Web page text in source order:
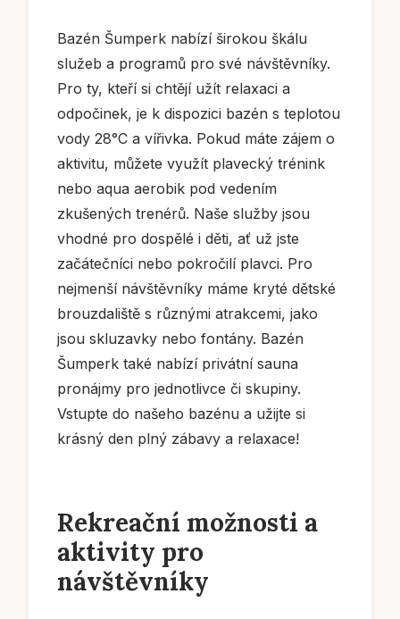
Bazén Šumperk nabízí širokou škálu
služeb a programů pro své návštěvníky.
Pro ty, kteří si chtějí užít relaxaci a
odpočinek, je k dispozici bazén s teplotou
vody 28°C a vířivka. Pokud máte zájem o
aktivitu, můžete využít plavecký trénink
nebo aqua aerobik pod vedením
zkušených trenérů. Naše služby jsou
vhodné pro dospělé i děti, ať už jste
začátečníci nebo pokročilí plavci. Pro
nejmenší návštěvníky máme kryté dětské
brouzdaliště s různými atrakcemi, jako
jsou skluzavky nebo fontány. Bazén
Šumperk také nabízí privátní sauna
pronájmy pro jednotlivce či skupiny.
Vstupte do našeho bazénu a užijte si
krásný den plný zábavy a relaxace!
Rekreační možnosti a
aktivity pro
návštěvníky